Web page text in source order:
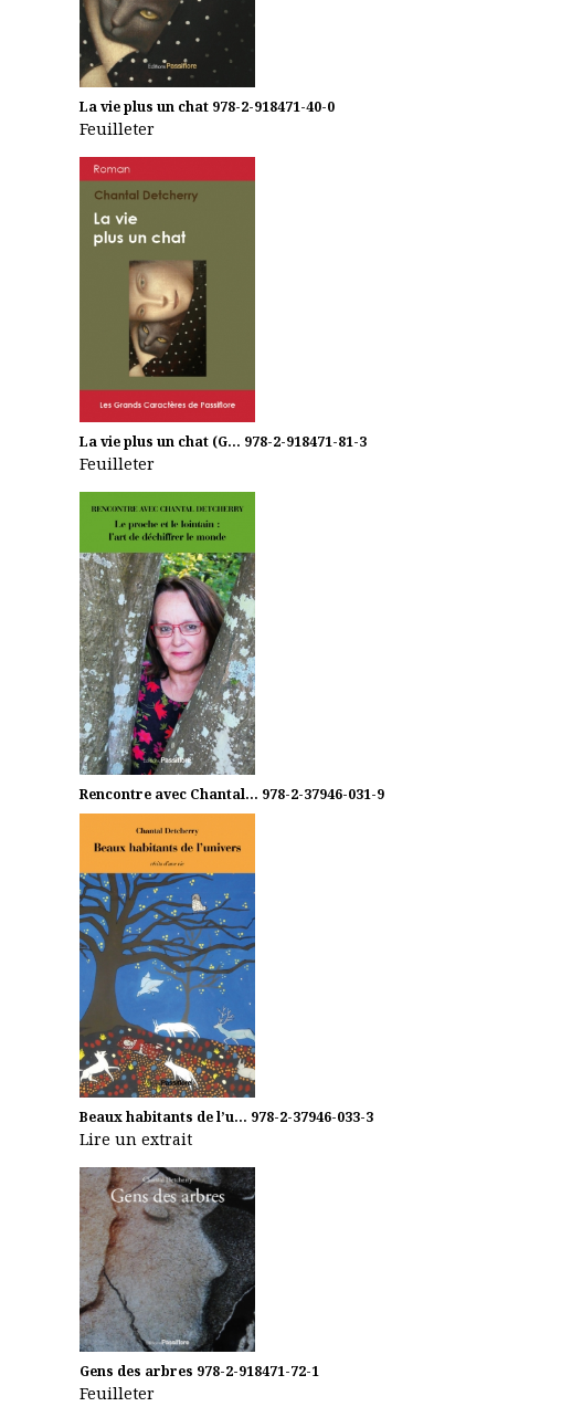
La vie plus un chat 978-2-918471-40-0
Feuilleter
La vie plus un chat (G... 978-2-918471-81-3
Feuilleter
Rencontre avec Chantal... 978-2-37946-031-9
Beaux habitants de l’u... 978-2-37946-033-3
Lire un extrait
Gens des arbres 978-2-918471-72-1
Feuilleter